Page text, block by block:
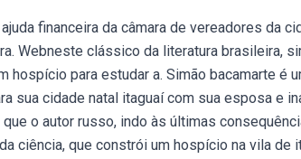
financeira da câmara de vereadores da
Webneste clássico da literatura brasileira,
hospício para estudar a. Simão bacamarte
sua cidade natal itaguaí com sua esposa e
o autor russo, indo às últimas
ciência, que constrói um hospício na vila de